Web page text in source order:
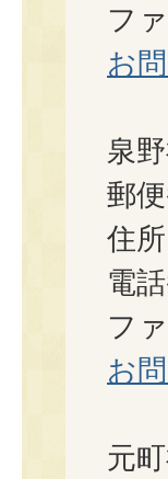
フ
お
泉
郵
住
電
フ
お
元